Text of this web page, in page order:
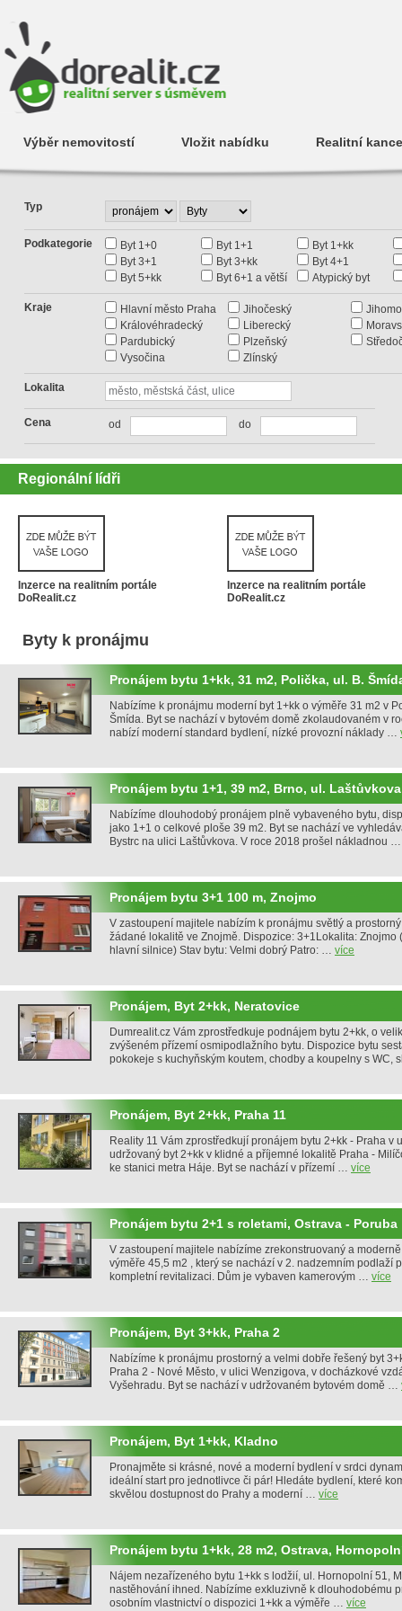
Výběr nemovitostí Vložit nabídku Realitní
Typ
Podkategorie Byt 1+0 Byt 1+1
Byt 1+kk
Byt 3+1
Byt 3+kk
Byt 4+1
Byt 5+kk
Byt 6+1 a větší Atypický byt
Kraje Hlavní město Praha Jihočeský
Královéhradecký
Liberecký
Pardubický
Plzeňský
Vysočina
Zlínský
Lokalita
Cena od do
Regionální lídři
Inzerce na realitním portále
DoRealit.cz
Inzerce na realitním portále
DoRealit.cz
Byty k pronájmu
Pronájem bytu 1+kk, 31 m2, Polička, ul. B.
Nabízíme k pronájmu moderní byt 1+kk o výměře 31 m2 v
Šmída. Byt se nachází v bytovém domě zkolaudovaném v
nabízí moderní standard bydlení, nízké provozní náklady …
Pronájem bytu 1+1, 39 m2, Brno, ul. Laštůvkova
Nabízíme dlouhodobý pronájem plně vybaveného bytu,
jako 1+1 o celkové ploše 39 m2. Byt se nachází ve
Bystrc na ulici Laštůvkova. V roce 2018 prošel nákladnou
Pronájem bytu 3+1 100 m, Znojmo
V zastoupení majitele nabízím k pronájmu světlý a
žádané lokalitě ve Znojmě. Dispozice: 3+1Lokalita: Znojmo
hlavní silnice) Stav bytu: Velmi dobrý Patro: … více
Pronájem, Byt 2+kk, Neratovice
Dumrealit.cz Vám zprostředkuje podnájem bytu 2+kk, o
zvýšeném přízemí osmipodlažního bytu. Dispozice bytu
pokokeje s kuchyňským koutem, chodby a koupelny s
Pronájem, Byt 2+kk, Praha 11
Reality 11 Vám zprostředkují pronájem bytu 2+kk - Praha v
udržovaný byt 2+kk v klidné a příjemné lokalitě Praha -
ke stanici metra Háje. Byt se nachází v přízemí … více
Pronájem bytu 2+1 s roletami, Ostrava -
V zastoupení majitele nabízíme zrekonstruovaný a
výměře 45,5 m2 , který se nachází v 2. nadzemním podlaží
kompletní revitalizaci. Dům je vybaven kamerovým … více
Pronájem, Byt 3+kk, Praha 2
Nabízíme k pronájmu prostorný a velmi dobře řešený byt
Praha 2 - Nové Město, v ulici Wenzigova, v docházkové
Vyšehradu. Byt se nachází v udržovaném bytovém domě …
Pronájem, Byt 1+kk, Kladno
Pronajměte si krásné, nové a moderní bydlení v srdci
ideální start pro jednotlivce či pár! Hledáte bydlení, které
skvělou dostupnost do Prahy a moderní … více
Pronájem bytu 1+kk, 28 m2, Ostrava,
Nájem nezařízeného bytu 1+kk s lodžií, ul. Hornopolní 51,
nastěhování ihned. Nabízíme exkluzivně k dlouhodobému
osobním vlastnictví o dispozici 1+kk a výměře … více